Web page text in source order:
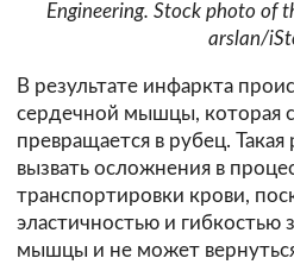
Engineering. Stock photo of
arslan/
В результате инфаркта
сердечной мышцы, которая
превращается в рубец.
вызвать осложнения в
транспортировки крови,
эластичностью и гибкостью
мышцы и не может